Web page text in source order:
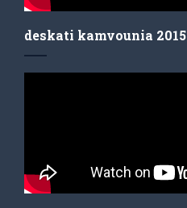
deskati kamvounia 2015